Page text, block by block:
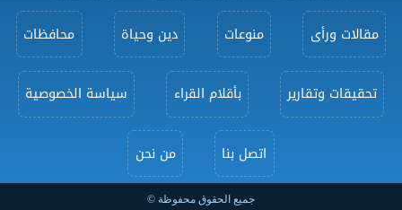
مقالات ورأى منوعات دين وحياة محافظات
تحقيقات وتقارير بأقلام القراء سياسة الخصوصية
اتصل بنا من نحن
جميع الحقوق محفوظة ©